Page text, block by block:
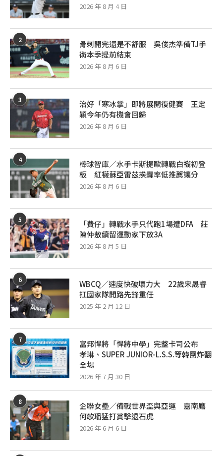
2026 年 8 月 4 日
2
骨刺開完還是不舒服 吳俊杰準備TJ手
術本季提前結束
2026 年 8 月 6 日
3
治好「寒冰掌」即將展開復健賽 王定
穎今年仍有機會回歸
2026 年 8 月 6 日
4
棒球智庫／水手卡斯提歐轉戰白襪初登
板 紅襪蘇亞雷茲挨轟率低推薦讓分
2026 年 8 月 6 日
5
「費仔」轉戰水手只代跑1場遭DFA 莊
陳仲敖續留運動家下放3A
2026 年 8 月 5 日
6
WBCQ／速度快破壞力大 22歲宋晟睿
扛國家隊開路先鋒重任
2025 年 2 月 12 日
7
富邦悍將「悍將中學」完整卡司公布
孝琳、SUPER JUNIOR-L.S.S.等韓團炸翻
全場
2026 年 7 月 30 日
8
企聯女壘／備戰世界盃與亞運 嘉南鷹
何欹璠猛打賞擊退石虎
2026 年 6 月 6 日